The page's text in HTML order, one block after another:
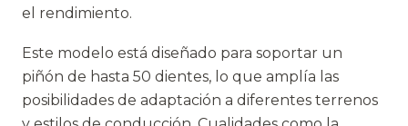
el rendimiento.
Este modelo está diseñado para soportar un
piñón de hasta 50 dientes, lo que amplía las
posibilidades de adaptación a diferentes terrenos